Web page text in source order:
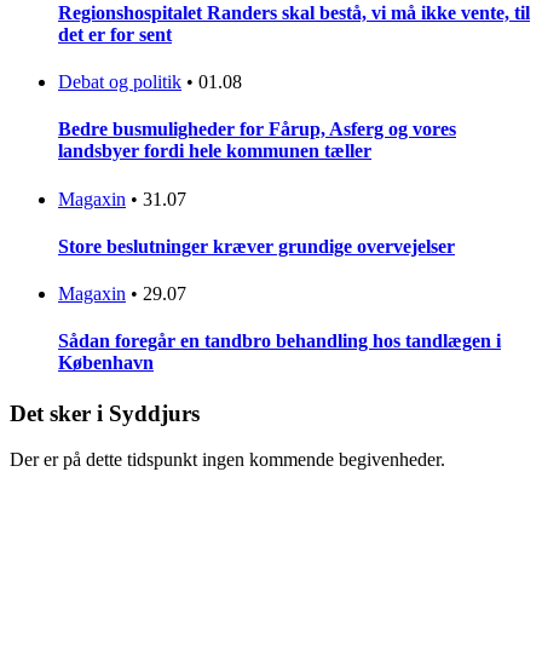
Regionshospitalet Randers skal bestå, vi må ikke vente, til
det er for sent
Debat og politik • 01.08
Bedre busmuligheder for Fårup, Asferg og vores
landsbyer fordi hele kommunen tæller
Magaxin • 31.07
Store beslutninger kræver grundige overvejelser
Magaxin • 29.07
Sådan foregår en tandbro behandling hos tandlægen i
København
Det sker i Syddjurs
Der er på dette tidspunkt ingen kommende begivenheder.